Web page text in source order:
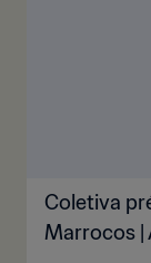
Coletiva
Marrocos |